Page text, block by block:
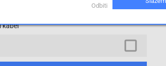
kabel
Odbiti